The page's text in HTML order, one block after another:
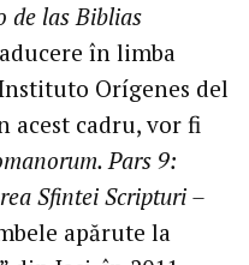
de las Biblias
în limba
Orígenes del
acest cadru, vor fi
Pars 9:
Sfintei Scripturi –
apărute la